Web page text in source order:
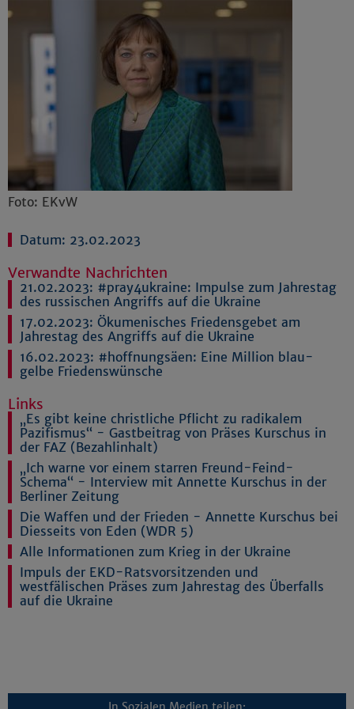
Foto: EKvW
Datum: 23.02.2023
Verwandte Nachrichten
21.02.2023: #pray4ukraine: Impulse zum Jahrestag
des russischen Angriffs auf die Ukraine
17.02.2023: Ökumenisches Friedensgebet am
Jahrestag des Angriffs auf die Ukraine
16.02.2023: #hoffnungsäen: Eine Million blau-
gelbe Friedenswünsche
Links
„Es gibt keine christliche Pflicht zu radikalem
Pazifismus“ - Gastbeitrag von Präses Kurschus in
der FAZ (Bezahlinhalt)
„Ich warne vor einem starren Freund-Feind-
Schema“ - Interview mit Annette Kurschus in der
Berliner Zeitung
Die Waffen und der Frieden - Annette Kurschus bei
Diesseits von Eden (WDR 5)
Alle Informationen zum Krieg in der Ukraine
Impuls der EKD-Ratsvorsitzenden und
westfälischen Präses zum Jahrestag des Überfalls
auf die Ukraine